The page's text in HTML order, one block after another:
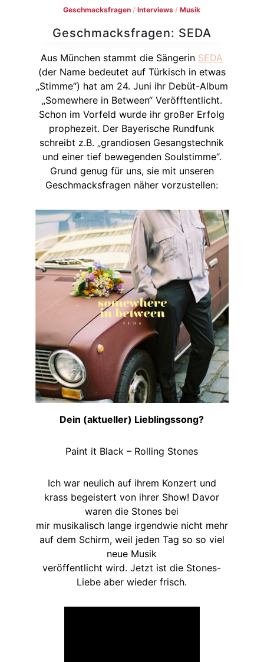
Geschmacksfragen /Interviews /Musik
Geschmacksfragen: SEDA
Aus München stammt die Sängerin SEDA
(der Name bedeutet auf Türkisch in etwas
„Stimme“) hat am 24. Juni ihr Debüt-Album
„Somewhere in Between“ Veröfftentlicht.
Schon im Vorfeld wurde ihr großer Erfolg
prophezeit. Der Bayerische Rundfunk
schreibt z.B. „grandiosen Gesangstechnik
und einer tief bewegenden Soulstimme“.
Grund genug für uns, sie mit unseren
Geschmacksfragen näher vorzustellen:
Dein (aktueller) Lieblingssong?
Paint it Black – Rolling Stones
Ich war neulich auf ihrem Konzert und
krass begeistert von ihrer Show! Davor
waren die Stones bei
mir musikalisch lange irgendwie nicht mehr
auf dem Schirm, weil jeden Tag so so viel
neue Musik
veröffentlicht wird. Jetzt ist die Stones-
Liebe aber wieder frisch.